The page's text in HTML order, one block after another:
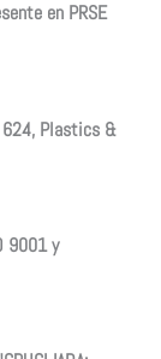
en PRSE
624, Plastics &
9001 y